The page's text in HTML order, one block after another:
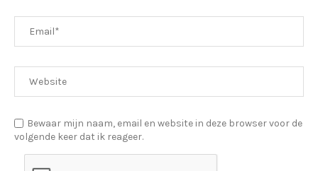
Bewaar mijn naam, email en website in deze browser voor de
volgende keer dat ik reageer.